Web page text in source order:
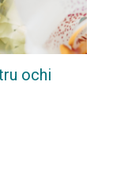
ochi